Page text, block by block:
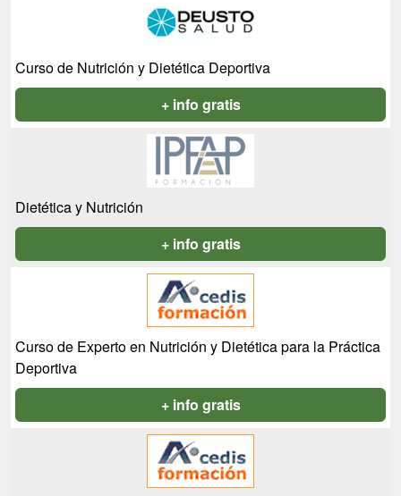
Curso de Nutrición y Dietética Deportiva
+ info gratis
Dietética y Nutrición
+ info gratis
Curso de Experto en Nutrición y Dietética para la Práctica
Deportiva
+ info gratis